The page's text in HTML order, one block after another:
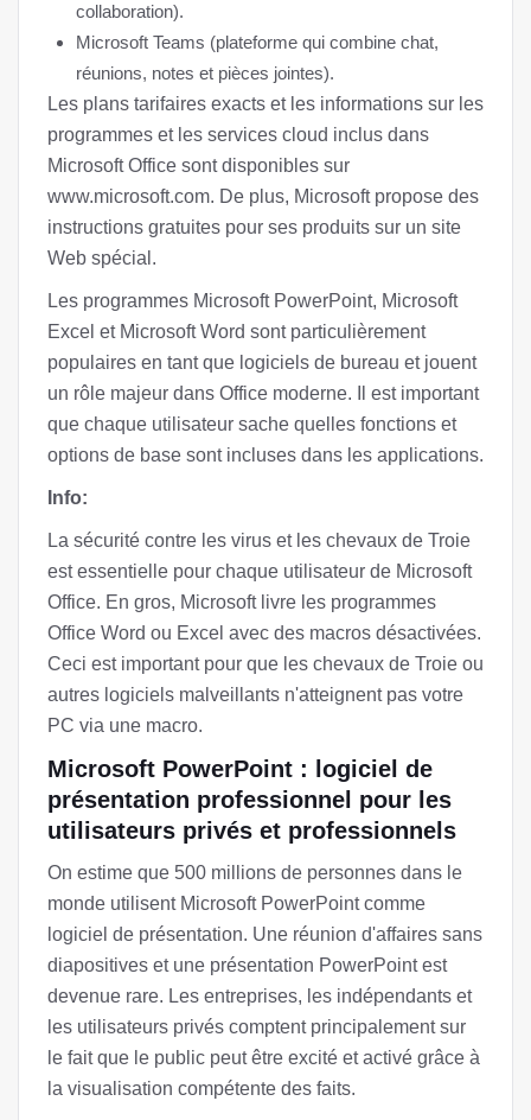
collaboration).
Microsoft Teams (plateforme qui combine chat,
réunions, notes et pièces jointes).
Les plans tarifaires exacts et les informations sur les
programmes et les services cloud inclus dans
Microsoft Office sont disponibles sur
www.microsoft.com. De plus, Microsoft propose des
instructions gratuites pour ses produits sur un site
Web spécial.
Les programmes Microsoft PowerPoint, Microsoft
Excel et Microsoft Word sont particulièrement
populaires en tant que logiciels de bureau et jouent
un rôle majeur dans Office moderne. Il est important
que chaque utilisateur sache quelles fonctions et
options de base sont incluses dans les applications.
Info:
La sécurité contre les virus et les chevaux de Troie
est essentielle pour chaque utilisateur de Microsoft
Office. En gros, Microsoft livre les programmes
Office Word ou Excel avec des macros désactivées.
Ceci est important pour que les chevaux de Troie ou
autres logiciels malveillants n'atteignent pas votre
PC via une macro.
Microsoft PowerPoint : logiciel de
présentation professionnel pour les
utilisateurs privés et professionnels
On estime que 500 millions de personnes dans le
monde utilisent Microsoft PowerPoint comme
logiciel de présentation. Une réunion d'affaires sans
diapositives et une présentation PowerPoint est
devenue rare. Les entreprises, les indépendants et
les utilisateurs privés comptent principalement sur
le fait que le public peut être excité et activé grâce à
la visualisation compétente des faits.